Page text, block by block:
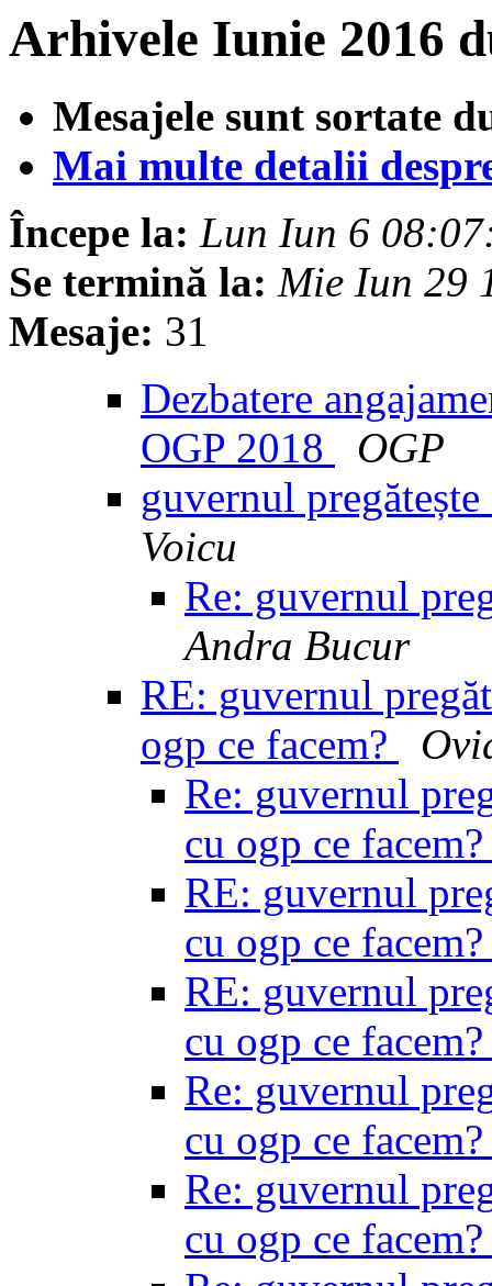
Arhivele Iunie 2016
Mesajele sunt sortate
Mai multe detalii
Începe la: Lun Iun 6
Se termină la: Mie Iun 29
Mesaje: 31
Dezbatere
OGP 2018
OGP
guvernul
Voicu
Re: guvernul
Andra Bucur
RE: guvernul
ogp ce facem?
Re: guvernul
cu ogp ce
RE: guvernul
cu ogp ce
RE: guvernul
cu ogp ce
Re: guvernul
cu ogp ce
Re: guvernul
cu ogp ce